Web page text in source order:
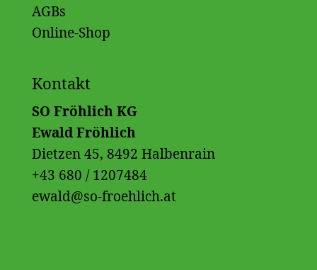
AGBs
Online-Shop
Kontakt
SO Fröhlich KG
Ewald Fröhlich
Dietzen 45, 8492 Halbenrain
+43 680 / 1207484
ewald@so-froehlich.at